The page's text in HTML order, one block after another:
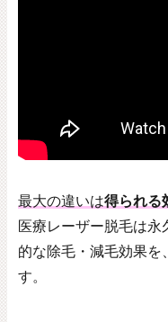
最大の違いは得られる
医療レーザー脱毛は
的な除毛・減毛効果を
す。